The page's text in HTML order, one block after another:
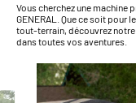
Vous cherchez une machine
GENERAL. Que ce soit pour
tout-terrain, découvrez
dans toutes vos aventures.